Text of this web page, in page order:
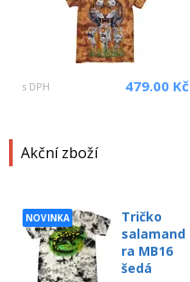
Akční zboží
NOVINKA
Tričko
salamand
ra MB16
šedá
s DPH 479.00 Kč